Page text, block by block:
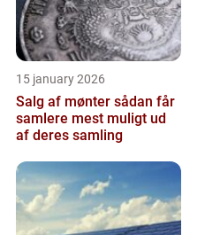
15 january 2026
Salg af mønter sådan får
samlere mest muligt ud
af deres samling